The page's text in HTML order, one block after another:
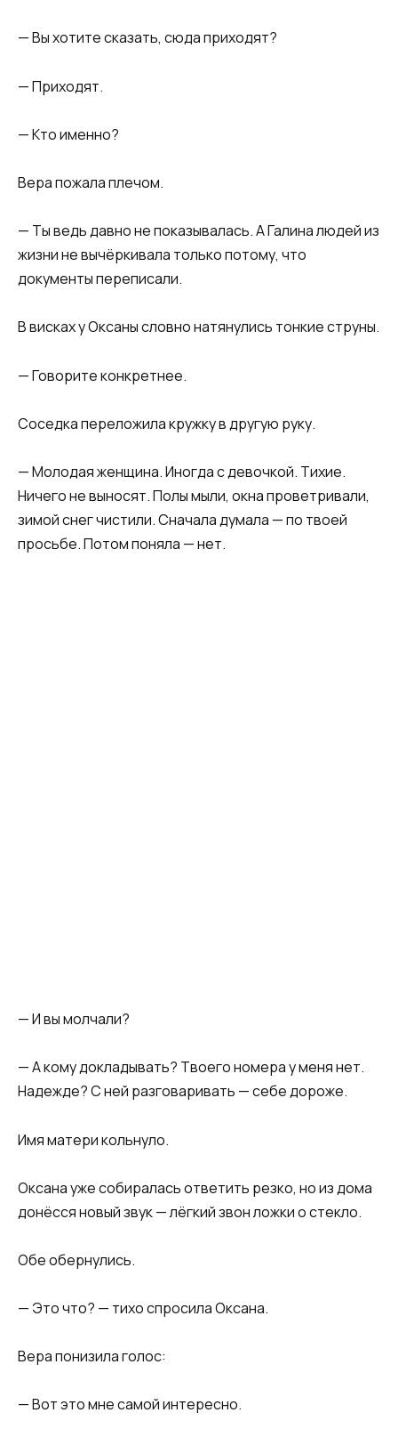
— Вы хотите сказать, сюда приходят?
— Приходят.
— Кто именно?
Вера пожала плечом.
— Ты ведь давно не показывалась. А Галина людей из
жизни не вычёркивала только потому, что
документы переписали.
В висках у Оксаны словно натянулись тонкие струны.
— Говорите конкретнее.
Соседка переложила кружку в другую руку.
— Молодая женщина. Иногда с девочкой. Тихие.
Ничего не выносят. Полы мыли, окна проветривали,
зимой снег чистили. Сначала думала — по твоей
просьбе. Потом поняла — нет.
— И вы молчали?
— А кому докладывать? Твоего номера у меня нет.
Надежде? С ней разговаривать — себе дороже.
Имя матери кольнуло.
Оксана уже собиралась ответить резко, но из дома
донёсся новый звук — лёгкий звон ложки о стекло.
Обе обернулись.
— Это что? — тихо спросила Оксана.
Вера понизила голос:
— Вот это мне самой интересно.